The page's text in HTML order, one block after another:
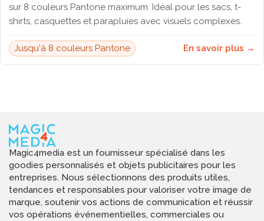
sur 8 couleurs Pantone maximum. Idéal pour les sacs, t-
shirts, casquettes et parapluies avec visuels complexes.
Jusqu'à 8 couleurs Pantone En savoir plus →
Magic4media est un fournisseur spécialisé dans les
goodies personnalisés et objets publicitaires pour les
entreprises. Nous sélectionnons des produits utiles,
tendances et responsables pour valoriser votre image de
marque, soutenir vos actions de communication et réussir
vos opérations événementielles, commerciales ou